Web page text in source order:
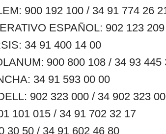
900 192 100 / 34 91 774 26
ESPAÑOL: 902 123
34 91 400 14 00
900 800 108 / 34 93 445
34 91 593 00 00
902 323 000 / 34 902 323
101 015 / 34 91 702 32 17
30 50 / 34 91 602 46 80